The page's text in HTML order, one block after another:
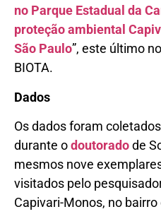
no Parque Estadual da
proteção ambiental
São Paulo”, este último
BIOTA.
Dados
Os dados foram
durante odoutoradode
mesmos nove
visitados pelo
Capivari-Monos, no